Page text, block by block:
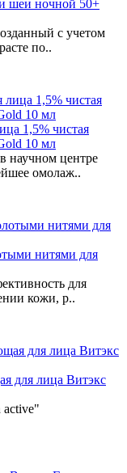
шеи ночной 50+
с учетом
по..
1,5% чистая
10 мл
научном центре
омолаж..
нитями для
для
кожи, р..
для лица Витэкс
active"